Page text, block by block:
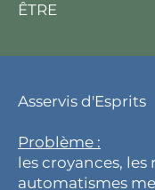
ÊTRE
Asservis d'Esprits
Problème :
les croyances, les
automatismes